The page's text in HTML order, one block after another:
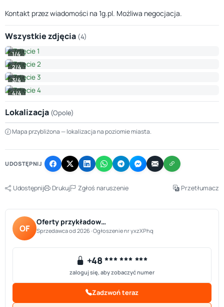
Kontakt przez wiadomości na 1g.pl. Możliwa negocjacja.
Wszystkie zdjęcia (4)
1/4
2/4
3/4
4/4
Lokalizacja (Opole)
+
−
Mapa przybliżona — lokalizacja na poziomie miasta.
UDOSTĘPNIJ
Udostępnij Drukuj Zgłoś naruszenie Przetłumacz
OF
Oferty przykładow…
Sprzedawca od 2026 · Ogłoszenie nr yxzXPhq
+48 *** *** ***
zaloguj się, aby zobaczyć numer
Zadzwoń teraz